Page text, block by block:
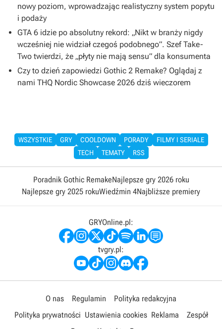
nowy poziom, wprowadzając realistyczny system popytu
i podaży
GTA 6 idzie po absolutny rekord: „Nikt w branży nigdy
wcześniej nie widział czegoś podobnego”. Szef Take-
Two twierdzi, że „płyty nie mają sensu” dla konsumenta
Czy to dzień zapowiedzi Gothic 2 Remake? Oglądaj z
nami THQ Nordic Showcase 2026 dziś wieczorem
WSZYSTKIE GRY COOLDOWN PORADY
FILMY I SERIALE
TECH
TEMATY RSS
Poradnik Gothic RemakeNajlepsze gry 2026 roku
Najlepsze gry 2025 rokuWiedźmin 4Najbliższe premiery
GRYOnline.pl:
tvgry.pl:
O nas Regulamin
Polityka redakcyjna
Polityka prywatności Ustawienia cookies Reklama
Zespół